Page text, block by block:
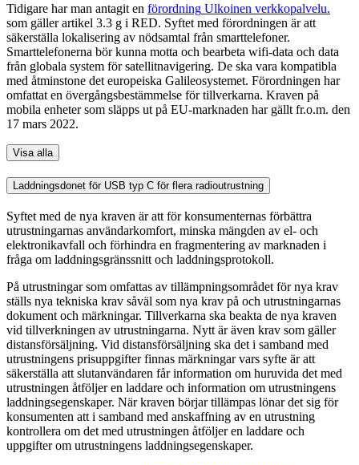
Tidigare har man antagit en förordning Ulkoinen verkkopalvelu.
som gäller artikel 3.3 g i RED. Syftet med förordningen är att
säkerställa lokalisering av nödsamtal från smarttelefoner.
Smarttelefonerna bör kunna motta och bearbeta wifi-data och data
från globala system för satellitnavigering. De ska vara kompatibla
med åtminstone det europeiska Galileosystemet. Förordningen har
omfattat en övergångsbestämmelse för tillverkarna. Kraven på
mobila enheter som släpps ut på EU-marknaden har gällt fr.o.m. den
17 mars 2022.
Visa alla
Laddningsdonet för USB typ C för flera radioutrustning
Syftet med de nya kraven är att för konsumenternas förbättra
utrustningarnas användarkomfort, minska mängden av el- och
elektronikavfall och förhindra en fragmentering av marknaden i
fråga om laddningsgränssnitt och laddningsprotokoll.
På utrustningar som omfattas av tillämpningsområdet för nya krav
ställs nya tekniska krav såväl som nya krav på och utrustningarnas
dokument och märkningar. Tillverkarna ska beakta de nya kraven
vid tillverkningen av utrustningarna. Nytt är även krav som gäller
distansförsäljning. Vid distansförsäljning ska det i samband med
utrustningens prisuppgifter finnas märkningar vars syfte är att
säkerställa att slutanvändaren får information om huruvida det med
utrustningen åtföljer en laddare och information om utrustningens
laddningsegenskaper. När kraven börjar tillämpas lönar det sig för
konsumenten att i samband med anskaffning av en utrustning
kontrollera om det med utrustningen åtföljer en laddare och
uppgifter om utrustningens laddningsegenskaper.